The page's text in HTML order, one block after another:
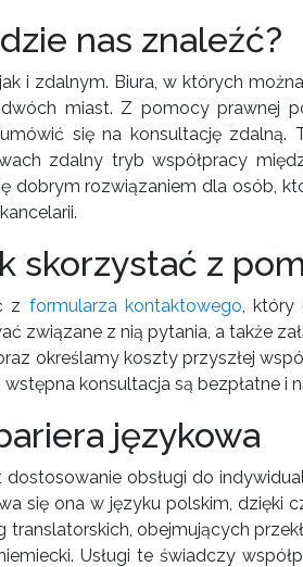
nas znaleźć?
i zdalnym. Biura, w których
miast. Z pomocy prawnej
się na konsultację zdalną.
zdalny tryb współpracy
rozwiązaniem dla osób,
skorzystać z
z formularza kontaktowego, który
związane z nią pytania, a także
określamy koszty przyszłej
konsultacja są bezpłatne i
językowa
obsługi do
się ona w języku polskim, dzięki
obejmujących
Usługi te świadczy